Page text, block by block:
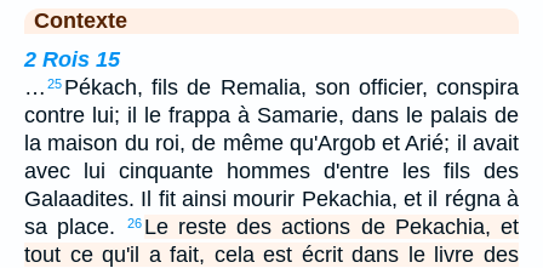
Contexte
2 Rois 15
… 25 Pékach, fils de Remalia, son officier, conspira
contre lui; il le frappa à Samarie, dans le palais de
la maison du roi, de même qu'Argob et Arié; il avait
avec lui cinquante hommes d'entre les fils des
Galaadites. Il fit ainsi mourir Pekachia, et il régna à
sa place.
26 Le reste des actions de Pekachia, et
tout ce qu'il a fait, cela est écrit dans le livre des